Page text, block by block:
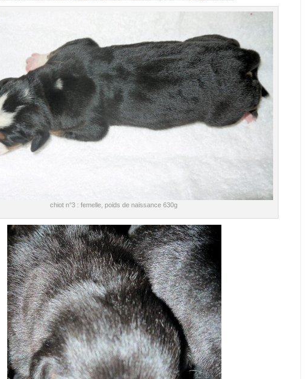
chiot n°3 : femelle, poids de naissance 630g